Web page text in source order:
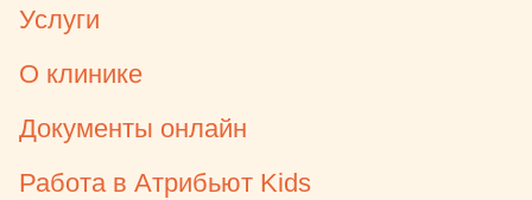
Услуги
О клинике
Документы онлайн
Работа в Атрибьют Kids